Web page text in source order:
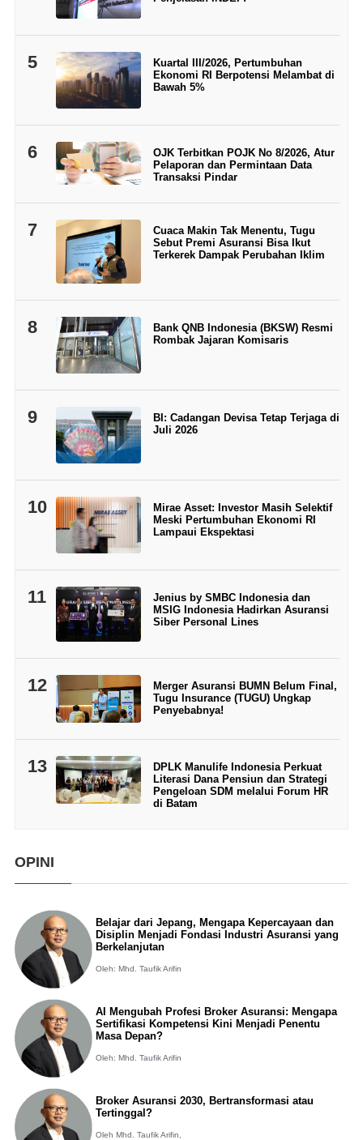
5
Kuartal III/2026, Pertumbuhan
Ekonomi RI Berpotensi Melambat di
Bawah 5%
6
OJK Terbitkan POJK No 8/2026, Atur
Pelaporan dan Permintaan Data
Transaksi Pindar
7
Cuaca Makin Tak Menentu, Tugu
Sebut Premi Asuransi Bisa Ikut
Terkerek Dampak Perubahan Iklim
8
Bank QNB Indonesia (BKSW) Resmi
Rombak Jajaran Komisaris
9
BI: Cadangan Devisa Tetap Terjaga di
Juli 2026
10
Mirae Asset: Investor Masih Selektif
Meski Pertumbuhan Ekonomi RI
Lampaui Ekspektasi
11
Jenius by SMBC Indonesia dan
MSIG Indonesia Hadirkan Asuransi
Siber Personal Lines
12
Merger Asuransi BUMN Belum Final,
Tugu Insurance (TUGU) Ungkap
Penyebabnya!
13
DPLK Manulife Indonesia Perkuat
Literasi Dana Pensiun dan Strategi
Pengeloan SDM melalui Forum HR
di Batam
OPINI
Belajar dari Jepang, Mengapa Kepercayaan dan
Disiplin Menjadi Fondasi Industri Asuransi yang
Berkelanjutan
Oleh: Mhd. Taufik Arifin
AI Mengubah Profesi Broker Asuransi: Mengapa
Sertifikasi Kompetensi Kini Menjadi Penentu
Masa Depan?
Oleh: Mhd. Taufik Arifin
Broker Asuransi 2030, Bertransformasi atau
Tertinggal?
Oleh Mhd. Taufik Arifin,